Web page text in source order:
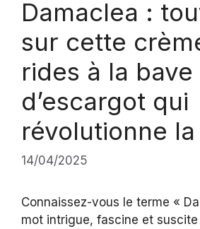
Damaclea :
sur cette
rides à la bave
d’escargot qui
révolutionne
14/04/2025
Connaissez-vous le terme «
mot intrigue, fascine et suscite